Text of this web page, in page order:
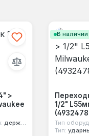
>
держатель насадок
В наличии
1/2"
Тип
Тип: